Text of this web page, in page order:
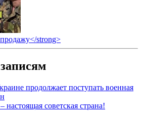
strong>
продолжает поступать военная
настоящая советская страна!